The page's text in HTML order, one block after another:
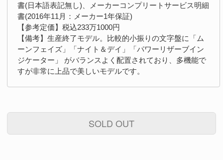
書(日本語表記無し)、メーカーコンプリートサービス明細
書(2016年11月：メーカー1年保証)
【参考定価】税込233万1000円
【備考】生産終了モデル。比較的小振りの文字盤に「ム
ーンフェイズ」「ナイト＆デイ」「パワーリザーブイン
ジケーター」 がバランスよく配置されており、多機能で
すが非常に上品で美しいモデルです。
SOLD OUT